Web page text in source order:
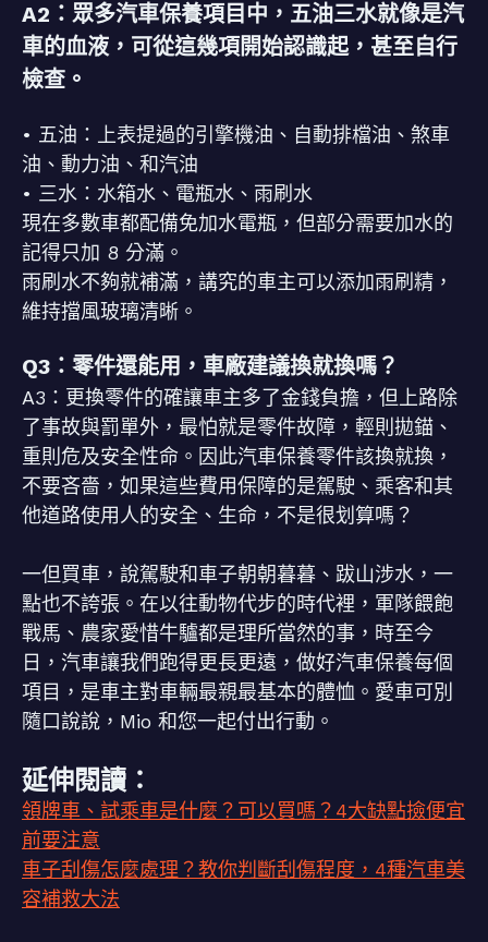
A2：眾多汽車保養項目中，五油三水就像是汽
車的血液，可從這幾項開始認識起，甚至自行
檢查。
• 五油：上表提過的引擎機油、自動排檔油、煞車
油、動力油、和汽油
• 三水：水箱水、電瓶水、雨刷水
現在多數車都配備免加水電瓶，但部分需要加水的
記得只加 8 分滿。
雨刷水不夠就補滿，講究的車主可以添加雨刷精，
維持擋風玻璃清晰。
Q3：零件還能用，車廠建議換就換嗎？
A3：更換零件的確讓車主多了金錢負擔，但上路除
了事故與罰單外，最怕就是零件故障，輕則拋錨、
重則危及安全性命。因此汽車保養零件該換就換，
不要吝嗇，如果這些費用保障的是駕駛、乘客和其
他道路使用人的安全、生命，不是很划算嗎？
一但買車，說駕駛和車子朝朝暮暮、跋山涉水，一
點也不誇張。在以往動物代步的時代裡，軍隊餵飽
戰馬、農家愛惜牛驢都是理所當然的事，時至今
日，汽車讓我們跑得更長更遠，做好汽車保養每個
項目，是車主對車輛最親最基本的體恤。愛車可別
隨口說說，Mio 和您一起付出行動。
延伸閱讀：
領牌車、試乘車是什麼？可以買嗎？4大缺點撿便宜
前要注意
車子刮傷怎麼處理？教你判斷刮傷程度，4種汽車美
容補救大法